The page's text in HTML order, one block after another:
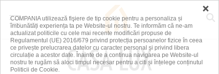
×
COMPANIA utilizează fişiere de tip cookie pentru a personaliza și
îmbunătăți experiența ta pe Website-ul nostru. Te informăm că ne-am
actualizat politicile cu cele mai recente modificări propuse de
Regulamentul (UE) 2016/679 privind protecția persoanelor fizice în ceea
ce privește prelucrarea datelor cu caracter personal și privind libera
circulație a acestor date. Înainte de a continua navigarea pe Website-ul
nostru te rugăm să aloci timpul necesar pentru a citi și înțelege conținutul
Politicii de Cookie.